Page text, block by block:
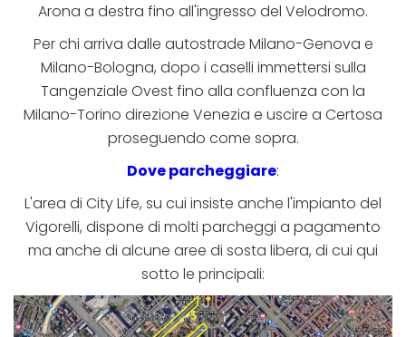
Arona a destra fino all'ingresso del Velodromo.
Per chi arriva dalle autostrade Milano-Genova e
Milano-Bologna, dopo i caselli immettersi sulla
Tangenziale Ovest fino alla confluenza con la
Milano-Torino direzione Venezia e uscire a Certosa
proseguendo come sopra.
Dove parcheggiare:
L'area di City Life, su cui insiste anche l'impianto del
Vigorelli, dispone di molti parcheggi a pagamento
ma anche di alcune aree di sosta libera, di cui qui
sotto le principali: